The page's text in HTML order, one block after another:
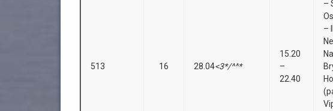
513 16 28.04<3*/^^*
15.20
–
22.40
–
–